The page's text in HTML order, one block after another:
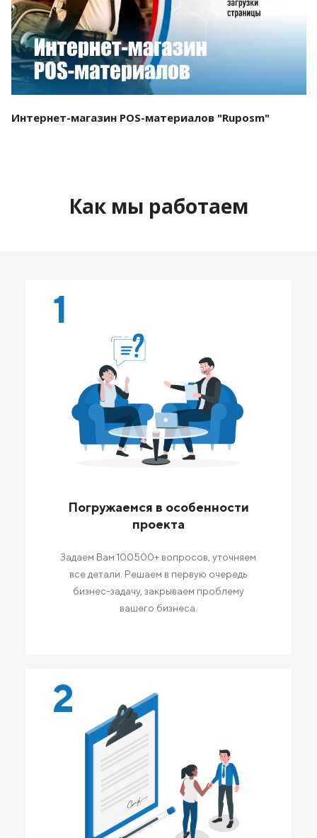
Интернет-магазин POS-материалов "Ruposm"
Как мы работаем
1
Погружаемся в особенности
проекта
Задаем Вам 100500+ вопросов, уточняем
все детали. Решаем в первую очередь
бизнес-задачу, закрываем проблему
вашего бизнеса.
2